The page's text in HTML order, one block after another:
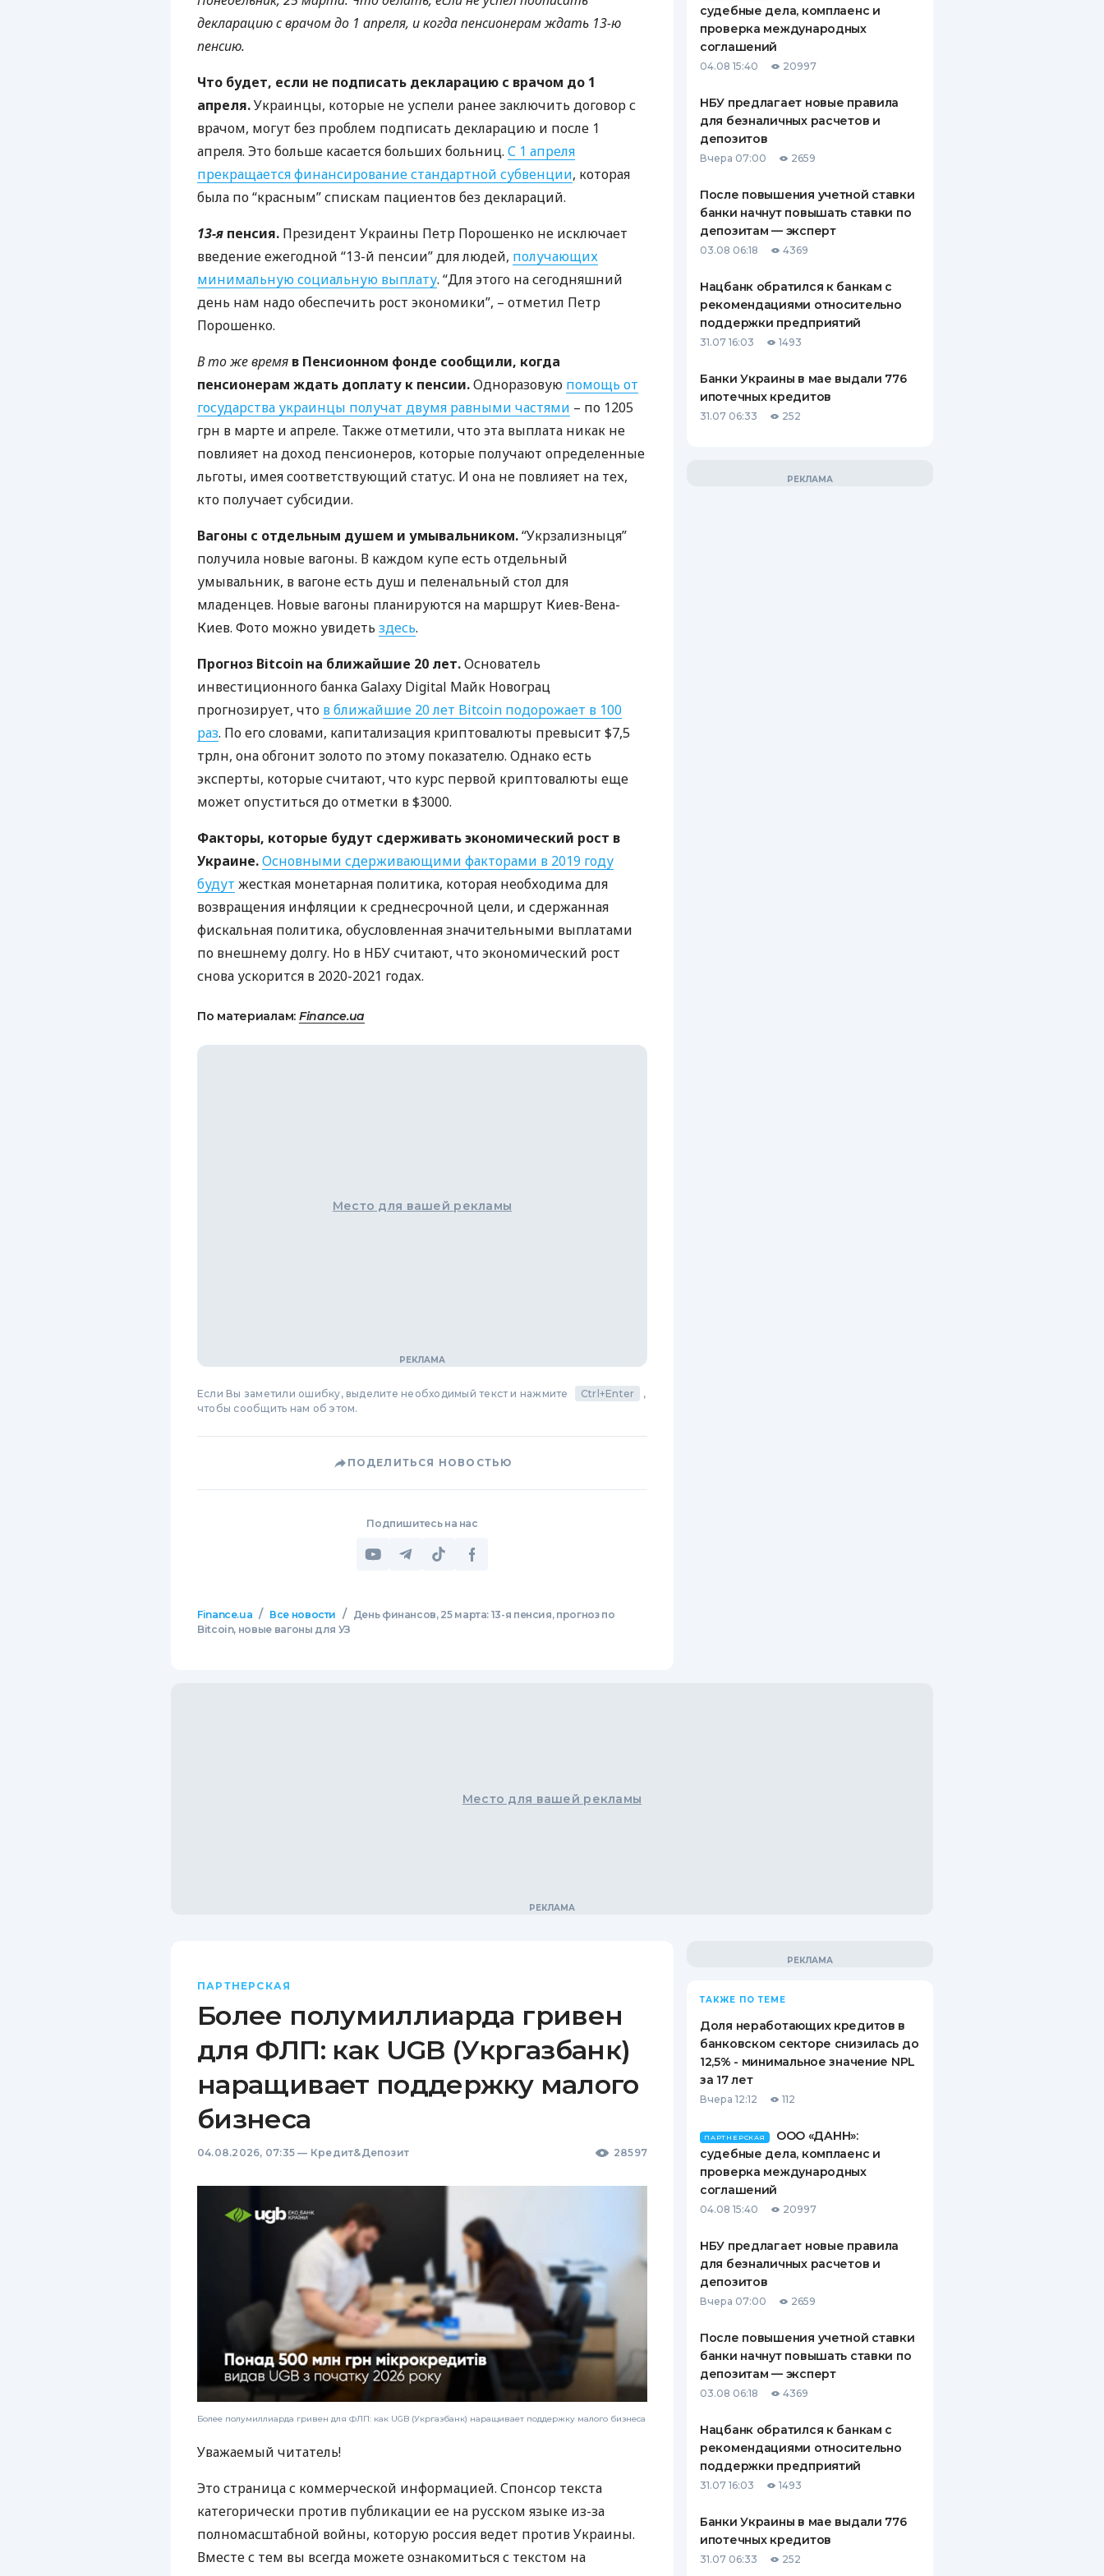
ЕЖЕМЕСЯЧНЫЙ ОБЗОР
БАНКОВСКИМ КАРТАМ
ПУТЕВОДИТЕЛИ ПО
СТРАХОВАНИЮ
СТРАХОВЫЕ КОМПАНИИ
ОТЗЫВЫ О СТРАХОВЫХ
КОМПАНИЯХ
ДОСТАВКА И ОПЛАТА
декларацию с врачом до 1 апреля, и когда пенсионерам ждать 13-ю
пенсию.
Что будет, если не подписать декларацию с врачом до 1
апреля.Украинцы, которые не успели ранее заключить договор с
врачом, могут без проблем подписать декларацию и после 1
апреля. Это больше касается больших больниц. С 1 апреля
прекращается финансирование стандартной субвенции, которая
была по “красным” спискам пациентов без деклараций.
13-я пенсия. Президент Украины Петр Порошенко не исключает
введение ежегодной “13-й пенсии” для людей, получающих
минимальную социальную выплату. “Для этого на сегодняшний
день нам надо обеспечить рост экономики”, – отметил Петр
Порошенко.
В то же время в Пенсионном фонде сообщили, когда
пенсионерам ждать доплату к пенсии.Одноразовую помощь от
государства украинцы получат двумя равными частями – по 1205
грн в марте и апреле. Также отметили, что эта выплата никак не
повлияет на доход пенсионеров, которые получают определенные
льготы, имея соответствующий статус. И она не повлияет на тех,
кто получает субсидии.
Вагоны с отдельным душем и умывальником.“Укрзализныця”
получила новые вагоны. В каждом купе есть отдельный
умывальник, в вагоне есть душ и пеленальный стол для
младенцев. Новые вагоны планируются на маршрут Киев-Вена-
Киев. Фото можно увидеть здесь.
Прогноз Bitcoin на ближайшие 20 лет.Основатель
инвестиционного банка Galaxy Digital Майк Новограц
прогнозирует, что в ближайшие 20 лет Bitcoin подорожает в 100
раз. По его словами, капитализация криптовалюты превысит $7,5
трлн, она обгонит золото по этому показателю. Однако есть
эксперты, которые считают, что курс первой криптовалюты еще
может опуститься до отметки в $3000.
Факторы, которые будут сдерживать экономический рост в
Украине.Основными сдерживающими факторами в 2019 году
будут жесткая монетарная политика, которая необходима для
возвращения инфляции к среднесрочной цели, и сдержанная
фискальная политика, обусловленная значительными выплатами
по внешнему долгу. Но в НБУсчитают, что экономический рост
снова ускорится в 2020-2021 годах.
По материалам: Finance.ua
Место для вашей рекламы
Если Вы заметили ошибку, выделите необходимый текст и нажмите Ctrl+Enter
,
чтобы сообщить нам об этом.
ПОДЕЛИТЬСЯ НОВОСТЬЮ
Подпишитесь на нас
Finance.ua / Все новости /
День финансов, 25 марта: 13-я пенсия, прогноз по
Bitcoin, новые вагоны для УЗ
судебные дела, комплаенс и
проверка международных
соглашений
04.08 15:40 20997
НБУ предлагает новые правила
для безналичных расчетов и
депозитов
Вчера 07:00 2659
После повышения учетной ставки
банки начнут повышать ставки по
депозитам — эксперт
03.08 06:18 4369
Нацбанк обратился к банкам с
рекомендациями относительно
поддержки предприятий
31.07 16:03 1493
Банки Украины в мае выдали 776
ипотечных кредитов
31.07 06:33 252
Место для вашей рекламы
ПАРТНЕРСКАЯ
Более полумиллиарда гривен
для ФЛП: как UGB (Укргазбанк)
наращивает поддержку малого
бизнеса
04.08.2026, 07:35 — Кредит&Депозит 28597
Более полумиллиарда гривен для ФЛП: как UGB (Укргазбанк) наращивает поддержку малого бизнеса
Уважаемый читатель!
Это страница с коммерческой информацией. Спонсор текста
категорически против публикации ее на русском языке из-за
полномасштабной войны, которую россия ведет против Украины.
Вместе с тем вы всегда можете ознакомиться с текстом на
ТАКЖЕ ПО ТЕМЕ
Доля неработающих кредитов в
банковском секторе снизилась до
12,5% - минимальное значение NPL
за 17 лет
Вчера 12:12 112
ПАРТНЕРСКАЯ
ООО «ДАНН»:
судебные дела, комплаенс и
проверка международных
соглашений
04.08 15:40 20997
НБУ предлагает новые правила
для безналичных расчетов и
депозитов
Вчера 07:00 2659
После повышения учетной ставки
банки начнут повышать ставки по
депозитам — эксперт
03.08 06:18 4369
Нацбанк обратился к банкам с
рекомендациями относительно
поддержки предприятий
31.07 16:03 1493
Банки Украины в мае выдали 776
ипотечных кредитов
31.07 06:33 252